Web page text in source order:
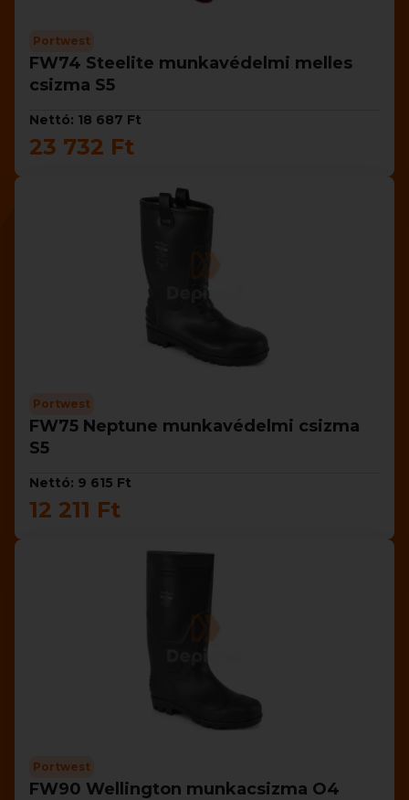
Portwest
FW74 Steelite munkavédelmi melles
csizma S5
Nettó: 18 687 Ft
23 732 Ft
Portwest
FW75 Neptune munkavédelmi csizma
S5
Nettó: 9 615 Ft
12 211 Ft
Portwest
FW90 Wellington munkacsizma O4